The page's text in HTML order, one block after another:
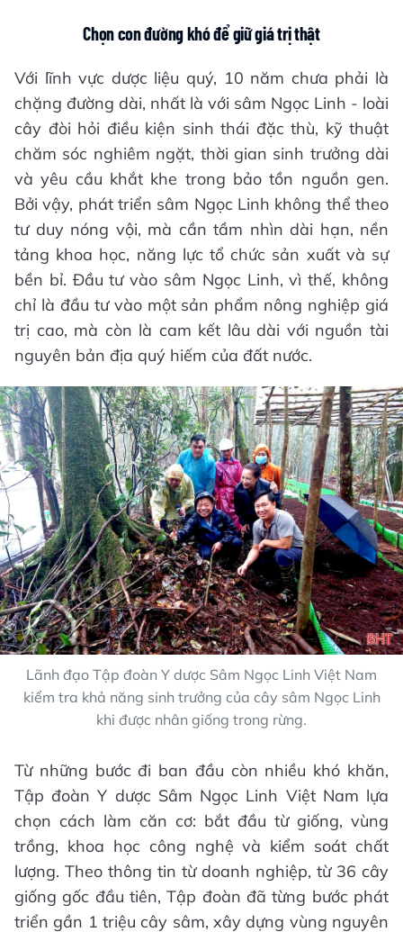
Chọn con đường khó để giữ giá trị thật
Với lĩnh vực dược liệu quý, 10 năm chưa phải là
chặng đường dài, nhất là với sâm Ngọc Linh - loài
cây đòi hỏi điều kiện sinh thái đặc thù, kỹ thuật
chăm sóc nghiêm ngặt, thời gian sinh trưởng dài
và yêu cầu khắt khe trong bảo tồn nguồn gen.
Bởi vậy, phát triển sâm Ngọc Linh không thể theo
tư duy nóng vội, mà cần tầm nhìn dài hạn, nền
tảng khoa học, năng lực tổ chức sản xuất và sự
bền bỉ. Đầu tư vào sâm Ngọc Linh, vì thế, không
chỉ là đầu tư vào một sản phẩm nông nghiệp giá
trị cao, mà còn là cam kết lâu dài với nguồn tài
nguyên bản địa quý hiếm của đất nước.
Lãnh đạo Tập đoàn Y dược Sâm Ngọc Linh Việt Nam
kiểm tra khả năng sinh trưởng của cây sâm Ngọc Linh
khi được nhân giống trong rừng.
Từ những bước đi ban đầu còn nhiều khó khăn,
Tập đoàn Y dược Sâm Ngọc Linh Việt Nam lựa
chọn cách làm căn cơ: bắt đầu từ giống, vùng
trồng, khoa học công nghệ và kiểm soát chất
lượng. Theo thông tin từ doanh nghiệp, từ 36 cây
giống gốc đầu tiên, Tập đoàn đã từng bước phát
triển gần 1 triệu cây sâm, xây dựng vùng nguyên